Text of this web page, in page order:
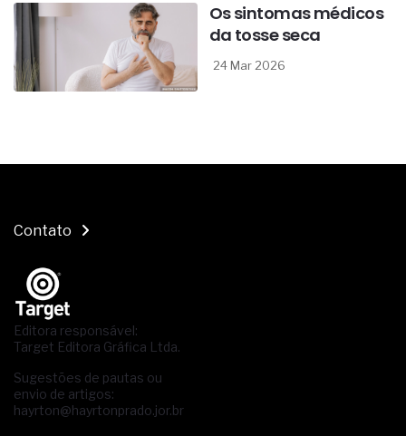
Os sintomas médicos
da tosse seca
24 Mar 2026
Contato
Editora responsável:
Target Editora Gráfica Ltda.
Sugestões de pautas ou
envio de artigos:
hayrton@hayrtonprado.jor.br